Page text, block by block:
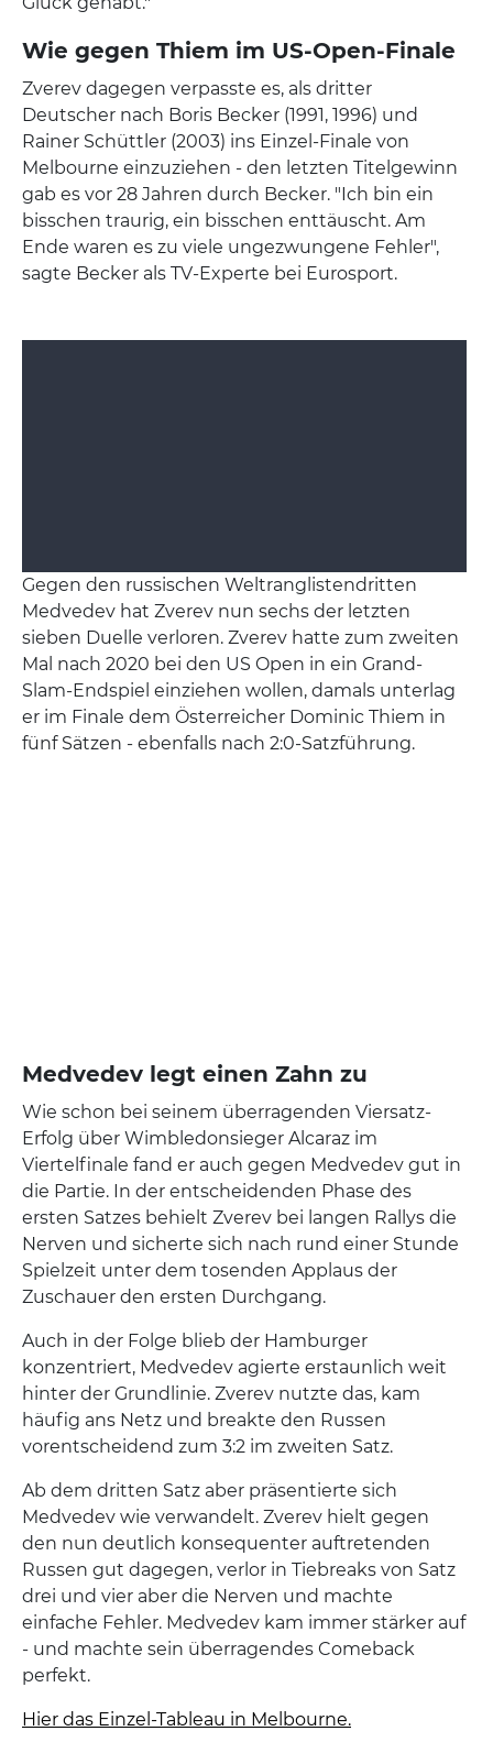
Wie gegen Thiem im US-Open-Finale
Zverev dagegen verpasste es, als dritter
Deutscher nach Boris Becker (1991, 1996) und
Rainer Schüttler (2003) ins Einzel-Finale von
Melbourne einzuziehen - den letzten Titelgewinn
gab es vor 28 Jahren durch Becker. "Ich bin ein
bisschen traurig, ein bisschen enttäuscht. Am
Ende waren es zu viele ungezwungene Fehler",
sagte Becker als TV-Experte bei Eurosport.
Gegen den russischen Weltranglistendritten
Medvedev hat Zverev nun sechs der letzten
sieben Duelle verloren. Zverev hatte zum zweiten
Mal nach 2020 bei den US Open in ein Grand-
Slam-Endspiel einziehen wollen, damals unterlag
er im Finale dem Österreicher Dominic Thiem in
fünf Sätzen - ebenfalls nach 2:0-Satzführung.
Medvedev legt einen Zahn zu
Wie schon bei seinem überragenden Viersatz-
Erfolg über Wimbledonsieger Alcaraz im
Viertelfinale fand er auch gegen Medvedev gut in
die Partie. In der entscheidenden Phase des
ersten Satzes behielt Zverev bei langen Rallys die
Nerven und sicherte sich nach rund einer Stunde
Spielzeit unter dem tosenden Applaus der
Zuschauer den ersten Durchgang.
Auch in der Folge blieb der Hamburger
konzentriert, Medvedev agierte erstaunlich weit
hinter der Grundlinie. Zverev nutzte das, kam
häufig ans Netz und breakte den Russen
vorentscheidend zum 3:2 im zweiten Satz.
Ab dem dritten Satz aber präsentierte sich
Medvedev wie verwandelt. Zverev hielt gegen
den nun deutlich konsequenter auftretenden
Russen gut dagegen, verlor in Tiebreaks von Satz
drei und vier aber die Nerven und machte
einfache Fehler. Medvedev kam immer stärker auf
- und machte sein überragendes Comeback
perfekt.
Hier das Einzel-Tableau in Melbourne.